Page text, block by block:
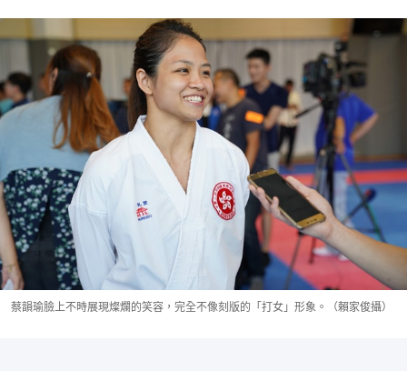
蔡韻瑜臉上不時展現燦爛的笑容，完全不像刻版的「打女」形象。（賴家俊攝）